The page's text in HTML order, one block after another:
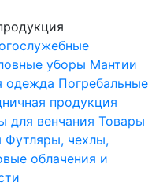
уборы Мантии
одежда Погребальные
продукция
для венчания Товары
Футляры, чехлы,
облачения и